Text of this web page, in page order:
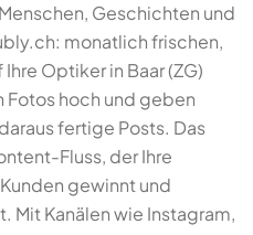
Geschichten und
monatlich frischen,
Optiker in Baar (ZG)
Fotos hoch und geben
fertige Posts. Das
Fluss, der Ihre
gewinnt und
Mit Kanälen wie Instagram,